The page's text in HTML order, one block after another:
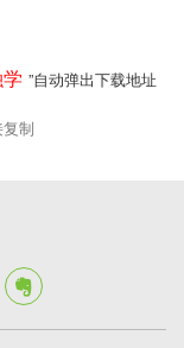
”自动弹出下载地址
制